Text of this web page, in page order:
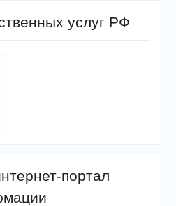
услуг РФ
портал